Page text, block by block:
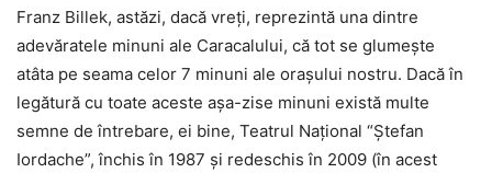
Franz Billek, astăzi, dacă vreţi, reprezintă una dintre
adevăratele minuni ale Caracalului, că tot se glumeşte
atâta pe seama celor 7 minuni ale oraşului nostru. Dacă în
legătură cu toate aceste aşa-zise minuni există multe
semne de întrebare, ei bine, Teatrul Naţional “Ştefan
Iordache”, închis în 1987 şi redeschis în 2009 (în acest